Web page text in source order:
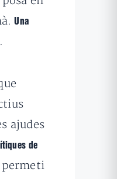
Una
ajudes
de